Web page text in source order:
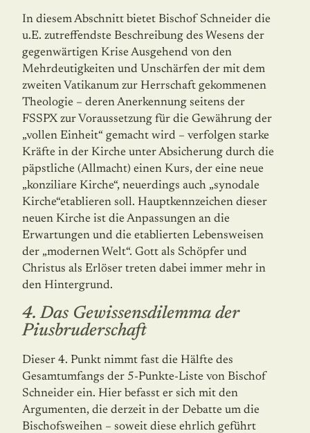
In diesem Abschnitt bietet Bischof Schneider die
u.E. zutreffendste Beschreibung des Wesens der
gegenwärtigen Krise Ausgehend von den
Mehrdeutigkeiten und Unschärfen der mit dem
zweiten Vatikanum zur Herrschaft gekommenen
Theologie – deren Aner­ken­nung seitens der
FSSPX zur Voraussetzung für die Gewährung der
„vollen Einheit“ gemacht wird – verfolgen starke
Kräfte in der Kirche unter Absicherung durch die
päpst­liche (Allmacht) einen Kurs, der eine neue
„konziliare Kirche“, neuerdings auch „synodale
Kirche“etablieren soll. Hauptkennzeichen dieser
neuen Kirche ist die Anpassungen an die
Erwartungen und die etablierten Lebensweisen
der „modernen Welt“. Gott als Schöp­fer und
Christus als Erlöser treten dabei immer mehr in
den Hintergrund.
4. Das Gewissensdilemma der
Piusbruderschaft
Dieser 4. Punkt nimmt fast die Hälfte des
Gesamtumfangs der 5-Punkte-Liste von Bi­schof
Schneider ein. Hier befasst er sich mit den
Argumenten, die derzeit in der Debatte um die
Bischofsweihen – soweit diese ehrlich geführt